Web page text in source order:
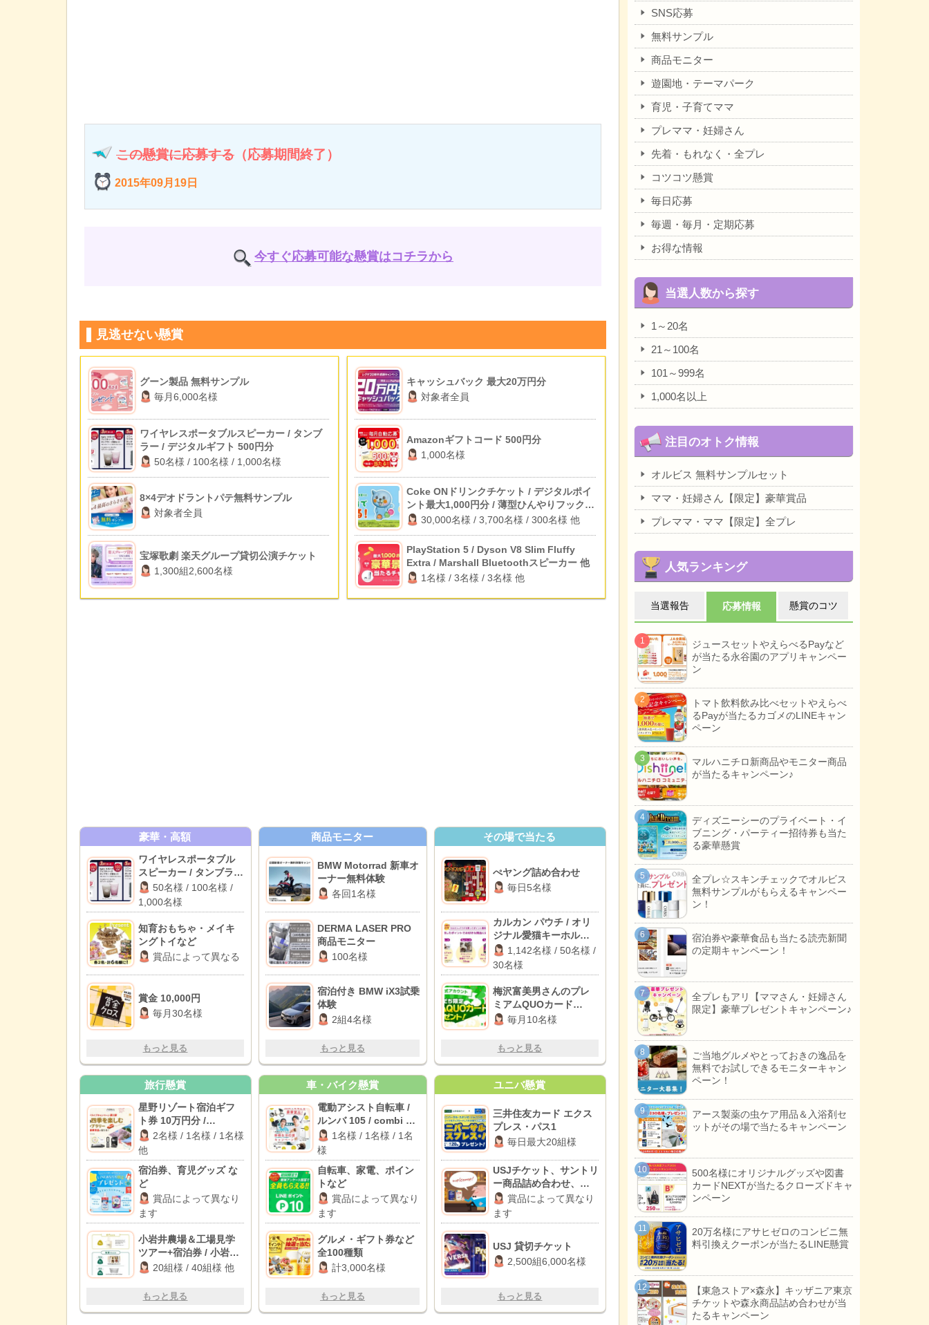
この懸賞に応募する （応募期間終了）
2015年09月19日
今すぐ応募可能な懸賞はコチラから
見逃せない懸賞
グーン製品 無料サンプル
毎月6,000名様
ワイヤレスポータブルスピーカー / タンブ
ラー / デジタルギフト 500円分
50名様 / 100名様 / 1,000名様
8×4デオドラントパテ無料サンプル
対象者全員
宝塚歌劇 楽天グループ貸切公演チケット
1,300組2,600名様
キャッシュバック 最大20万円分
対象者全員
Amazonギフトコード 500円分
1,000名様
Coke ONドリンクチケット / デジタルポイ
ント最大1,000円分 / 薄型ひんやりフックフ
ァン 他
30,000名様 / 3,700名様 / 300名様 他
PlayStation 5 / Dyson V8 Slim Fluffy
Extra / Marshall Bluetoothスピーカー 他
1名様 / 3名様 / 3名様 他
豪華・高額
ワイヤレスポータブル
スピーカー / タンブラー
/ デジタルギフト 500円
分
50名様 / 100名様 /
1,000名様
知育おもちゃ・メイキ
ングトイなど
賞品によって異なる
賞金 10,000円
毎月30名様
もっと見る
商品モニター
BMW Motorrad 新車オ
ーナー無料体験
各回1名様
DERMA LASER PRO
商品モニター
100名様
宿泊付き BMW iX3試乗
体験
2組4名様
もっと見る
その場で当たる
ぺヤング詰め合わせ
毎日5名様
カルカン パウチ / オリ
ジナル愛猫キーホルダ
ー / メモリアルフォト撮
影チケット
1,142名様 / 50名様 /
30名様
梅沢富美男さんのプレ
ミアムQUOカード
3,000円分
毎月10名様
もっと見る
旅行懸賞
星野リゾート宿泊ギフ
ト券 10万円分 /
BALMUDA The Plate
Pro / Dyson 空気清浄フ
ァンヒーター 他
2名様 / 1名様 / 1名様
他
宿泊券、育児グッズ な
ど
賞品によって異なり
ます
小岩井農場＆工場見学
ツアー+宿泊券 / 小岩井
農場TOKYO食事券 他
20組様 / 40組様 他
もっと見る
車・バイク懸賞
電動アシスト自転車 /
ルンバ 105 / combi ベ
ビーラック
1名様 / 1名様 / 1名
様
自転車、家電、ポイン
トなど
賞品によって異なり
ます
グルメ・ギフト券など
全100種類
計3,000名様
もっと見る
ユニバ懸賞
三井住友カード エクス
プレス・パス1
毎日最大20組様
USJチケット、サントリ
ー商品詰め合わせ、コ
ンビニ引換クーポン な
ど
賞品によって異なり
ます
USJ 貸切チケット
2,500組6,000名様
もっと見る
SNS応募
無料サンプル
商品モニター
遊園地・テーマパーク
育児・子育てママ
プレママ・妊婦さん
先着・もれなく・全プレ
コツコツ懸賞
毎日応募
毎週・毎月・定期応募
お得な情報
当選人数から探す
1～20名
21～100名
101～999名
1,000名以上
注目のオトク情報
オルビス 無料サンプルセット
ママ・妊婦さん【限定】豪華賞品
プレママ・ママ【限定】全プレ
人気ランキング
当選報告 応募情報 懸賞のコツ
ジュースセットやえらべるPayなど
が当たる永谷園のアプリキャンペー
ン
トマト飲料飲み比べセットやえらべ
るPayが当たるカゴメのLINEキャン
ペーン
マルハニチロ新商品やモニター商品
が当たるキャンペーン♪
ディズニーシーのプライベート・イ
ブニング・パーティー招待券も当た
る豪華懸賞
全プレ☆スキンチェックでオルビス
無料サンプルがもらえるキャンペー
ン！
宿泊券や豪華食品も当たる読売新聞
の定期キャンペーン！
全プレもアリ【ママさん・妊婦さん
限定】豪華プレゼントキャンペーン♪
ご当地グルメやとっておきの逸品を
無料でお試しできるモニターキャン
ペーン！
アース製薬の虫ケア用品＆入浴剤セ
ットがその場で当たるキャンペーン
500名様にオリジナルグッズや図書
カードNEXTが当たるクローズドキャ
ンペーン
20万名様にアサヒゼロのコンビニ無
料引換えクーポンが当たるLINE懸賞
【東急ストア×森永】キッザニア東京
チケットや森永商品詰め合わせが当
たるキャンペーン